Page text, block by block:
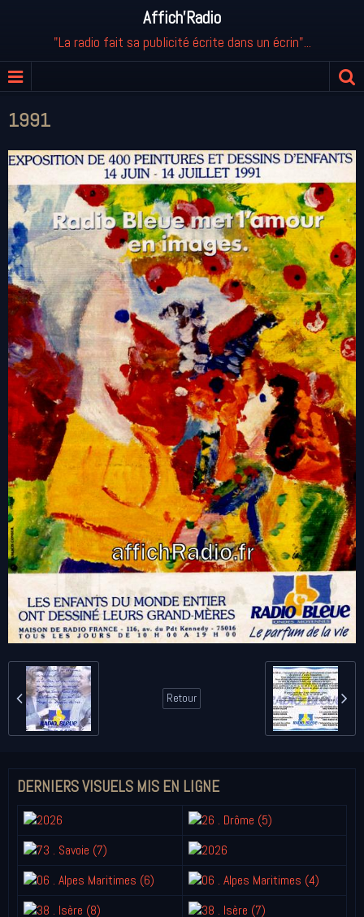
Affich'Radio
"La radio fait sa publicité écrite dans un écrin"...
1991
Retour
DERNIERS VISUELS MIS EN LIGNE